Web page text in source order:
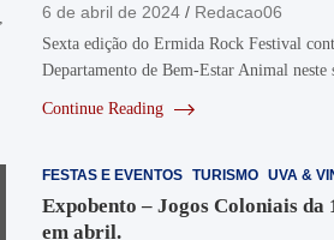
6 de abril de 2024 Redacao06
Sexta edição do Ermida Rock Festival
Departamento de Bem-Estar Animal neste
Continue Reading
FESTAS E EVENTOS TURISMO UVA &
Expobento – Jogos Coloniais da
em abril.